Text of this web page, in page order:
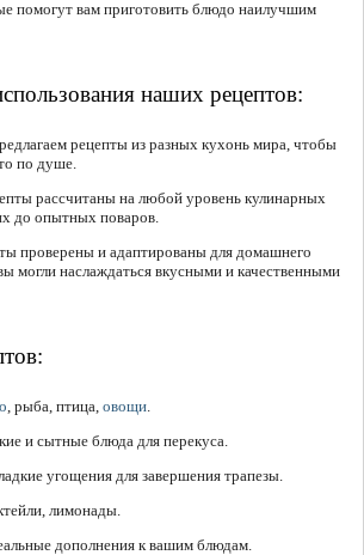
помогут вам приготовить блюдо наилучшим
наших рецептов:
рецепты из разных кухонь мира, чтобы
по душе.
рассчитаны на любой уровень кулинарных
до опытных поваров.
проверены и адаптированы для домашнего
могли наслаждаться вкусными и качественными
, рыба, птица, овощи
и сытные блюда для перекуса.
угощения для завершения трапезы.
лимонады.
дополнения к вашим блюдам.